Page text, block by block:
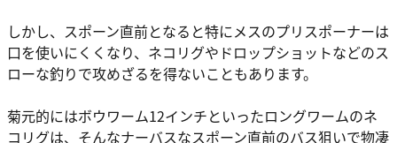
しかし、スポーン直前となると特にメスのプリスポーナーは
口を使いにくくなり、ネコリグやドロップショットなどのス
ローな釣りで攻めざるを得ないこともあります。
菊元的にはボウワーム12インチといったロングワームのネ
コリグは、そんなナーバスなスポーン直前のバス狙いで物凄